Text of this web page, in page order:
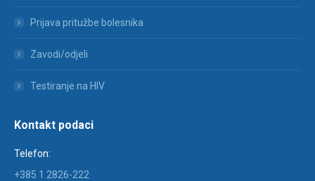
Prijava pritužbe bolesnika
Zavodi/odjeli
Testiranje na HIV
Kontakt podaci
Telefon:
+385 1 2826-222